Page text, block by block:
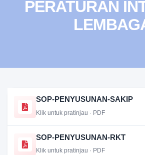
PERATURAN
SOP-PENYUSUNAN-SAKIP
Klik untuk pratinjau · PDF
SOP-PENYUSUNAN-RKT
Klik untuk pratinjau · PDF